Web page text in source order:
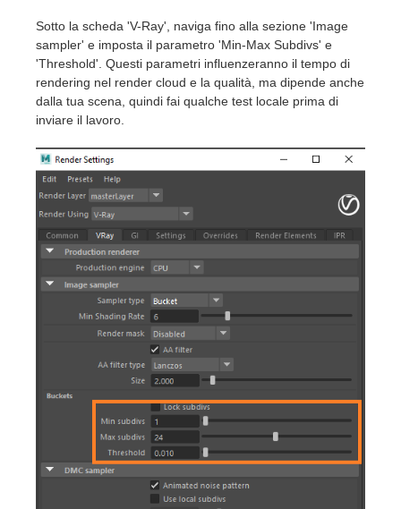
Sotto la scheda 'V-Ray', naviga fino alla sezione 'Image
sampler' e imposta il parametro 'Min-Max Subdivs' e
'Threshold'. Questi parametri influenzeranno il tempo di
rendering nel render cloud e la qualità, ma dipende anche
dalla tua scena, quindi fai qualche test locale prima di
inviare il lavoro.